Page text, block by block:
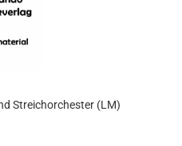
Streichorchester (LM)